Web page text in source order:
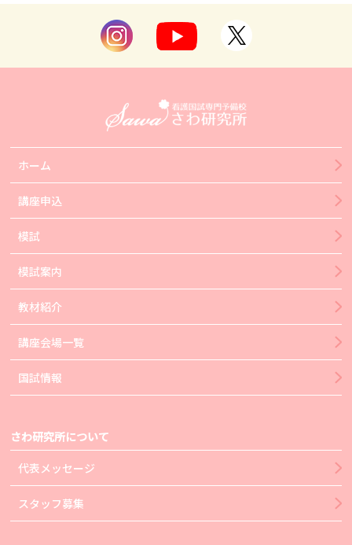
ホーム
講座申込
模試
模試案内
教材紹介
講座会場一覧
国試情報
さわ研究所について
代表メッセージ
スタッフ募集